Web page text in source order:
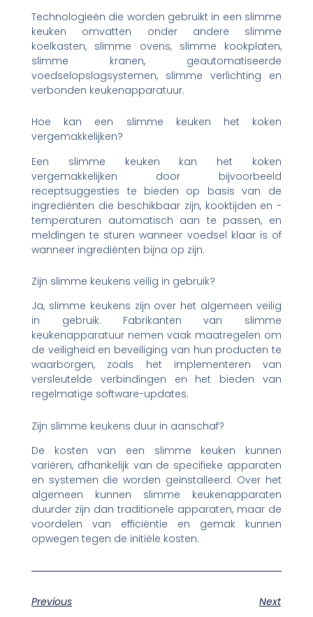
Technologieën die worden gebruikt in een slimme
keuken omvatten onder andere slimme
koelkasten, slimme ovens, slimme kookplaten,
slimme kranen, geautomatiseerde
voedselopslagsystemen, slimme verlichting en
verbonden keukenapparatuur.
Hoe kan een slimme keuken het koken
vergemakkelijken?
Een slimme keuken kan het koken
vergemakkelijken door bijvoorbeeld
receptsuggesties te bieden op basis van de
ingrediënten die beschikbaar zijn, kooktijden en -
temperaturen automatisch aan te passen, en
meldingen te sturen wanneer voedsel klaar is of
wanneer ingrediënten bijna op zijn.
Zijn slimme keukens veilig in gebruik?
Ja, slimme keukens zijn over het algemeen veilig
in gebruik. Fabrikanten van slimme
keukenapparatuur nemen vaak maatregelen om
de veiligheid en beveiliging van hun producten te
waarborgen, zoals het implementeren van
versleutelde verbindingen en het bieden van
regelmatige software-updates.
Zijn slimme keukens duur in aanschaf?
De kosten van een slimme keuken kunnen
variëren, afhankelijk van de specifieke apparaten
en systemen die worden geïnstalleerd. Over het
algemeen kunnen slimme keukenapparaten
duurder zijn dan traditionele apparaten, maar de
voordelen van efficiëntie en gemak kunnen
opwegen tegen de initiële kosten.
Previous Next